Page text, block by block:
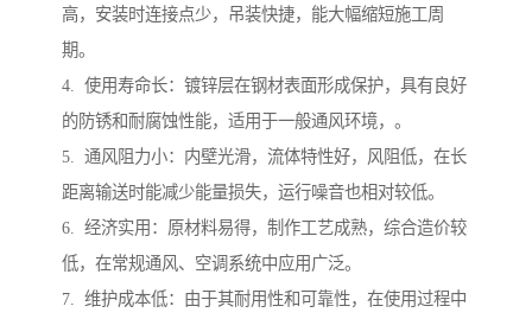
高，安装时连接点少，吊装快捷，能大幅缩短施工周
期。
4. 使用寿命长：镀锌层在钢材表面形成保护，具有良好
的防锈和耐腐蚀性能，适用于一般通风环境，。
5. 通风阻力小：内壁光滑，流体特性好，风阻低，在长
距离输送时能减少能量损失，运行噪音也相对较低。
6. 经济实用：原材料易得，制作工艺成熟，综合造价较
低，在常规通风、空调系统中应用广泛。
7. 维护成本低：由于其耐用性和可靠性，在使用过程中